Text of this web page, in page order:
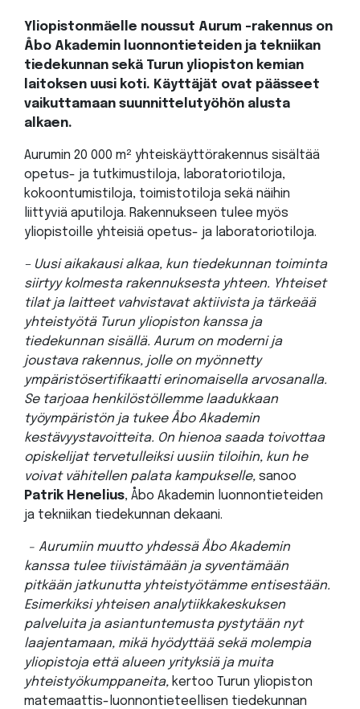
Yliopistonmäelle noussut Aurum -rakennus on
Åbo Akademin luonnontieteiden ja tekniikan
tiedekunnan sekä Turun yliopiston kemian
laitoksen uusi koti. Käyttäjät ovat päässeet
vaikuttamaan suunnittelutyöhön alusta
alkaen.
Aurumin 20 000 m² yhteiskäyttörakennus sisältää
opetus- ja tutkimustiloja, laboratoriotiloja,
kokoontumistiloja, toimistotiloja sekä näihin
liittyviä aputiloja. Rakennukseen tulee myös
yliopistoille yhteisiä opetus- ja laboratoriotiloja.
– Uusi aikakausi alkaa, kun tiedekunnan toiminta
siirtyy kolmesta rakennuksesta yhteen. Yhteiset
tilat ja laitteet vahvistavat aktiivista ja tärkeää
yhteistyötä Turun yliopiston kanssa ja
tiedekunnan sisällä. Aurum on moderni ja
joustava rakennus, jolle on myönnetty
ympäristösertifikaatti erinomaisella arvosanalla.
Se tarjoaa henkilöstöllemme laadukkaan
työympäristön ja tukee Åbo Akademin
kestävyystavoitteita. On hienoa saada toivottaa
opiskelijat tervetulleiksi uusiin tiloihin, kun he
voivat vähitellen palata kampukselle, sanoo
Patrik Henelius, Åbo Akademin luonnontieteiden
ja tekniikan tiedekunnan dekaani.
− Aurumiin muutto yhdessä Åbo Akademin
kanssa tulee tiivistämään ja syventämään
pitkään jatkunutta yhteistyötämme entisestään.
Esimerkiksi yhteisen analytiikkakeskuksen
palveluita ja asiantuntemusta pystytään nyt
laajentamaan, mikä hyödyttää sekä molempia
yliopistoja että alueen yrityksiä ja muita
yhteistyökumppaneita, kertoo Turun yliopiston
matemaattis-luonnontieteellisen tiedekunnan